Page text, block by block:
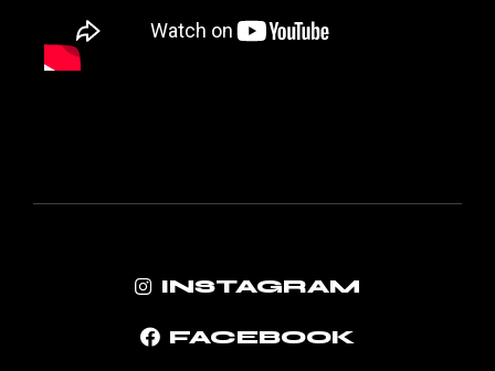
INSTAGRAM
FACEBOOK